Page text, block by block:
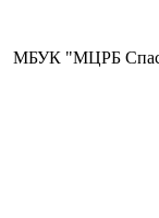
МБУК "МЦРБ